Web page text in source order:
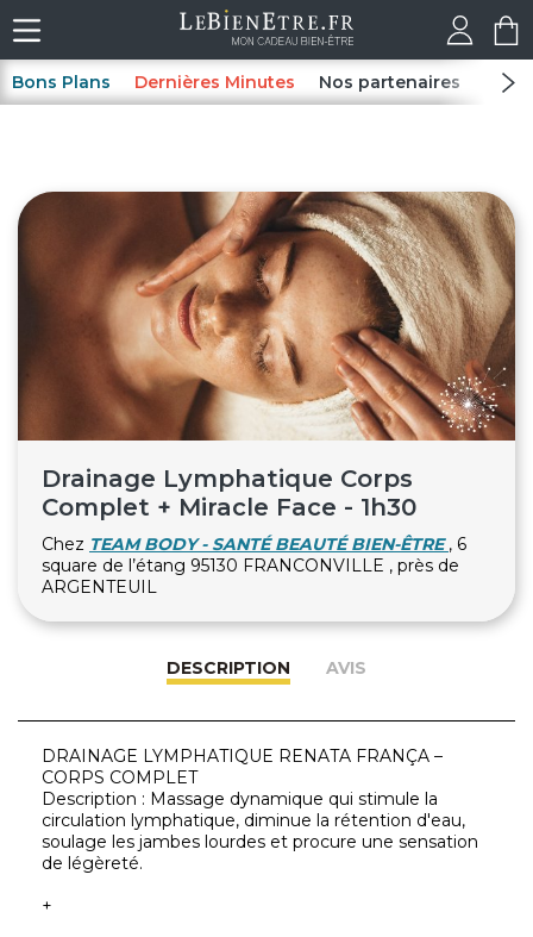
Bons Plans Dernières Minutes Nos partenaires Spas
Drainage Lymphatique Corps
Complet + Miracle Face - 1h30
Chez TEAM BODY - SANTÉ BEAUTÉ BIEN-ÊTRE , 6
square de l’étang 95130 FRANCONVILLE , près de
ARGENTEUIL
DESCRIPTION AVIS
DRAINAGE LYMPHATIQUE RENATA FRANÇA –
CORPS COMPLET
Description : Massage dynamique qui stimule la
circulation lymphatique, diminue la rétention d'eau,
soulage les jambes lourdes et procure une sensation
de légèreté.
+